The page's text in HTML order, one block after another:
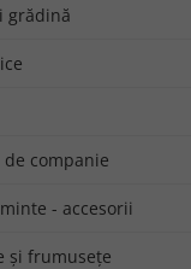
grădină
companie
- accesorii
și frumusețe